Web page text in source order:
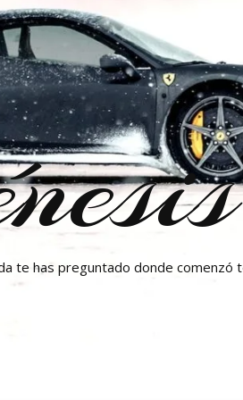
te has preguntado donde comenzó